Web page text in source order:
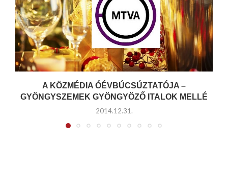
A KÖZMÉDIA ÓÉVBÚCSÚZTATÓJA –
GYÖNGYSZEMEK GYÖNGYÖZŐ ITALOK MELLÉ
2014.12.31.